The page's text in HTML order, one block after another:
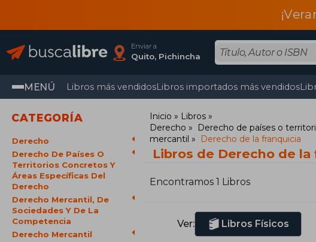
Enviar a
Quito, Pichincha
MENÚ Libros más vendidosLibros importados más vendidos
CATEGORÍA
Derecho
Derecho De Países O
Territorios Concretos Y
Áreas Específicas Del
Derecho
Derecho Mercantil, De
Sociedades Y De La
Competencia
Derecho Mercantil
Inicio
Libros
Derecho
Derecho de países o
mercantil
Derecho de la franquicia
Libros de Derecho de la
Encontramos 1 Libros
Ver: Libros Físicos